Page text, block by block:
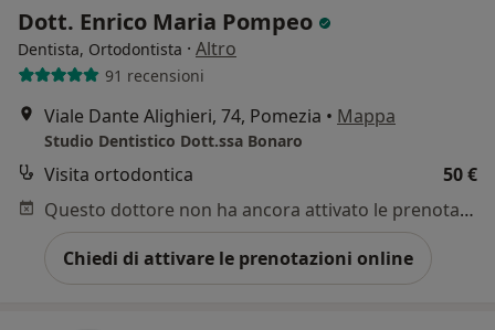
Dott. Enrico Maria Pompeo
Dentista, Ortodontista · Altro
91 recensioni
Viale Dante Alighieri, 74, Pomezia • Mappa
Studio Dentistico Dott.ssa Bonaro
Visita ortodontica
50 €
Questo dottore non ha ancora attivato le prenotazioni online presso questo indirizzo.
Chiedi di attivare le prenotazioni online